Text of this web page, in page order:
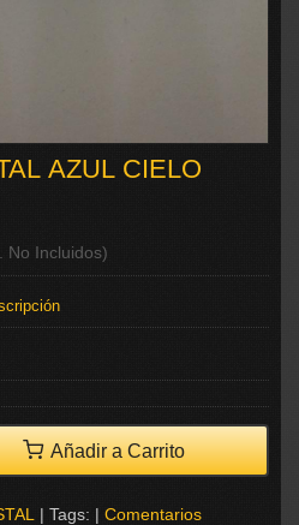
AZUL CIELO
No Incluidos)
Añadir a Carrito
| Tags: | Comentarios